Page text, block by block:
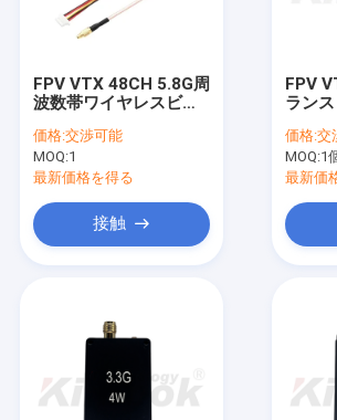
IPの網のラジオ
COFDMのビデオ受信機
RFのアンテナ
FPV VTX 48CH 5.8G周
波数帯ワイヤレスビデ
MMCXアンテナコネク
タとアルミニウム合金
ヒートシンクファン
価格:交渉可能
MOQ:1
最新価格を得る
接触
FPV
ラン
ンド電
能な
価格:交
MOQ:1
最新価